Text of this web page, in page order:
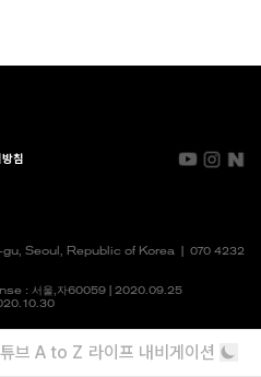
침
Seoul, Republic of Korea | 070 4232
: 서울,자60059 | 2020.09.25
Heo
브 A to Z 라이프 내비게이션